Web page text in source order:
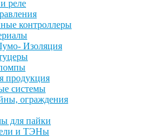
реле
контроллеры
Изоляция
продукция
системы
ограждения
для пайки
и ТЭНы